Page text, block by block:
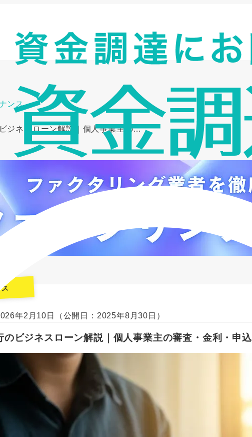
ンス
ジネスローン解説｜個人事業主の…
年2月10日 （公開日：2025年8月30日）
のビジネスローン解説｜個人事業主の審査・金利・申込